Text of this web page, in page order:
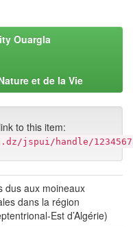
Ouargla
et de la Vie
to this item:
jspui/handle/
dus aux moineaux
dans la région
Est d’Algérie)